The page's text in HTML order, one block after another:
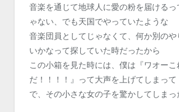
音楽を通じて地球人に愛の粉を届けるっ
ゃない、でも天国でやっていたような
音楽団員としてじゃなくて、何か別の
いかなって探していた時だったから
この小箱を見た時には、僕は『ワオーこ
だ！！！！』って大声を上げてしまって
で、その小さな女の子を驚かしてしまっ